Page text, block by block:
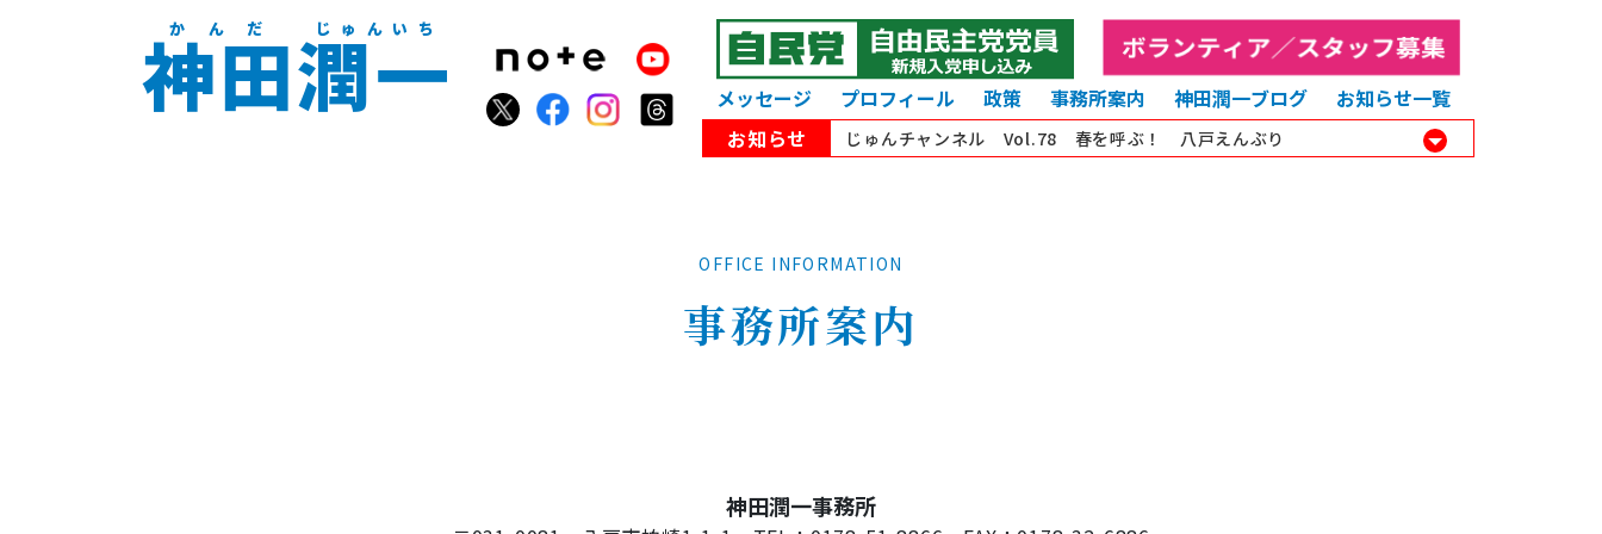
かんだ じゅんいち
神田潤一 メッセージ プロフィール 政策 事務所案内 神田潤一ブログ
お知らせ一覧
お知らせ
じゅんチャンネル Vol.78 春を呼ぶ！ 八戸えんぶり
OFFICE INFORMATION
事務所案内
神田潤一事務所